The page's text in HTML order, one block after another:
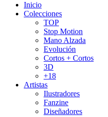
Inicio
Colecciones
TOP
Stop Motion
Mano Alzada
Evolución
Cortos + Cortos
3D
+18
Artistas
Ilustradores
Fanzine
Diseñadores